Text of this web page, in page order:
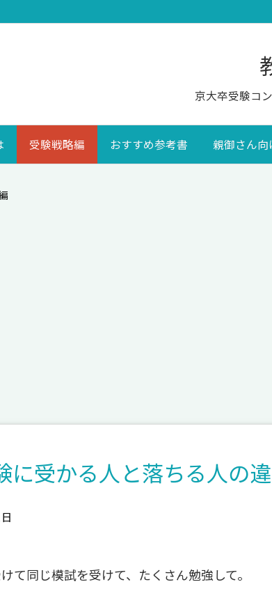
京大卒受験コ
受験戦略編 おすすめ参考書 親御さん
に受かる人と落ちる人の
て同じ模試を受けて、たくさん勉強して。